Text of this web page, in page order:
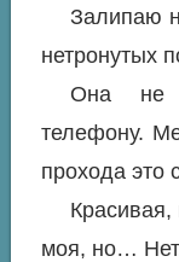
Залипаю
нетронутых
Она не
телефону.
прохода это
моя, но…